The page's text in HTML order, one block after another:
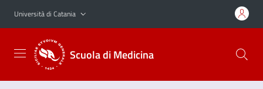
Vai al contenuto principale
Vai al menu di navigazione
Università di Catania
Scuola di Medicina